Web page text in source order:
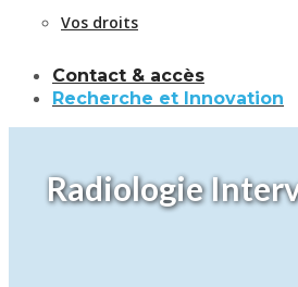
Vos droits
Contact & accès
Recherche et Innovation
Radiologie